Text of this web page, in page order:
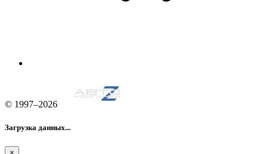
© 1997–2026
Загрузка данных...